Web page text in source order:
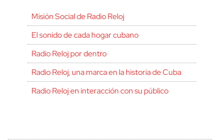
Misión Social de Radio Reloj
El sonido de cada hogar cubano
Radio Reloj por dentro
Radio Reloj, una marca en la historia de Cuba
Radio Reloj en interacción con su público